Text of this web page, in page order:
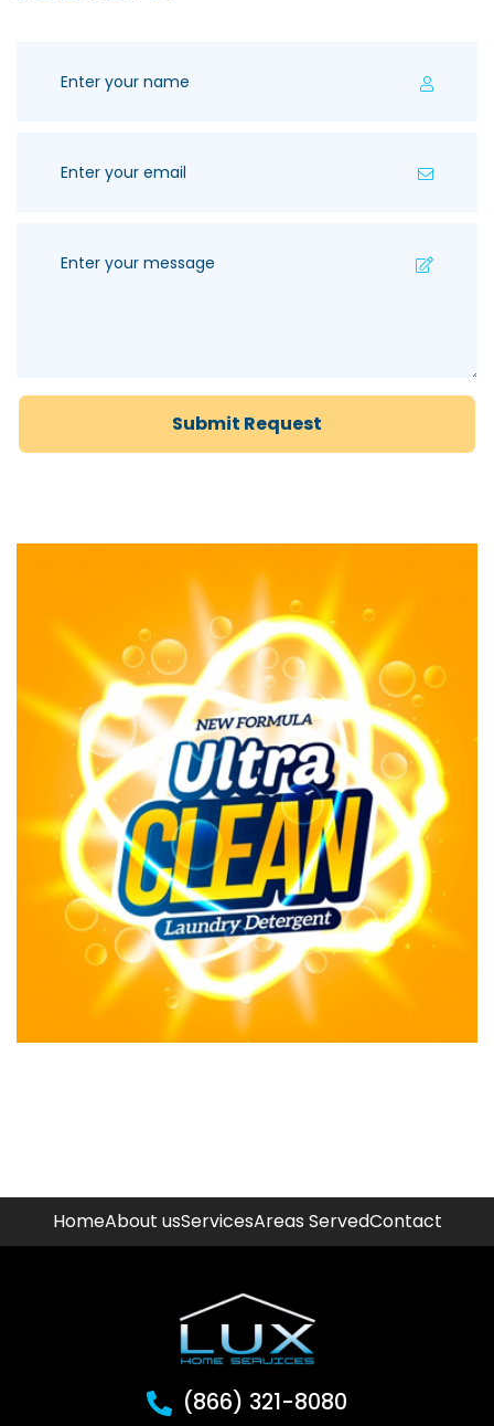
HomeAbout usServicesAreas ServedContact
(866) 321-8080